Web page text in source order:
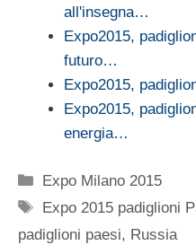
all'insegna…
Expo2015,
futuro…
Expo2015,
Expo2015,
energia…
Categorie
Expo Milano 2015
Tag
Expo 2015 padiglioni
padiglioni paesi, Russia